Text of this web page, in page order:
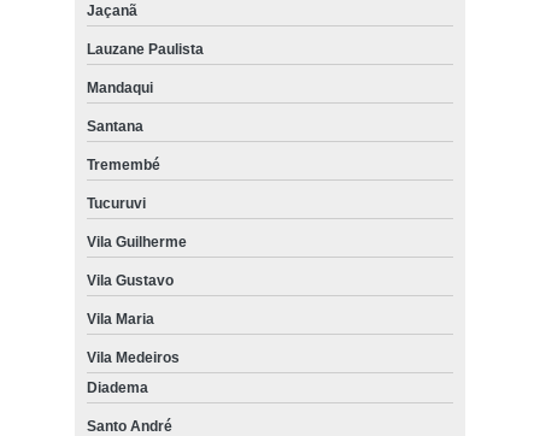
Jaçanã
Lauzane Paulista
Mandaqui
Santana
Tremembé
Tucuruvi
Vila Guilherme
Vila Gustavo
Vila Maria
Vila Medeiros
Diadema
Santo André